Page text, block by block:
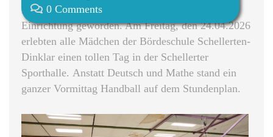
0 Comments
Der Handballtag der Bördeschule ist eine feste
Einrichtung geworden. Am Freitag, den 24.04.2026
erlebten alle Mädchen der Bördeschule Schellerten-
Dinklar einen tollen Tag in der Schellerter
Sporthalle. Anstatt Deutsch und Mathe stand ein
ganzer Vormittag Handball auf dem Stundenplan.